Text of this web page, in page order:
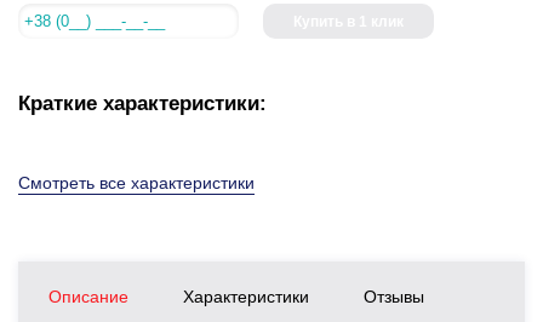
Краткие характеристики:
Смотреть все характеристики
Описание Характеристики Отзывы